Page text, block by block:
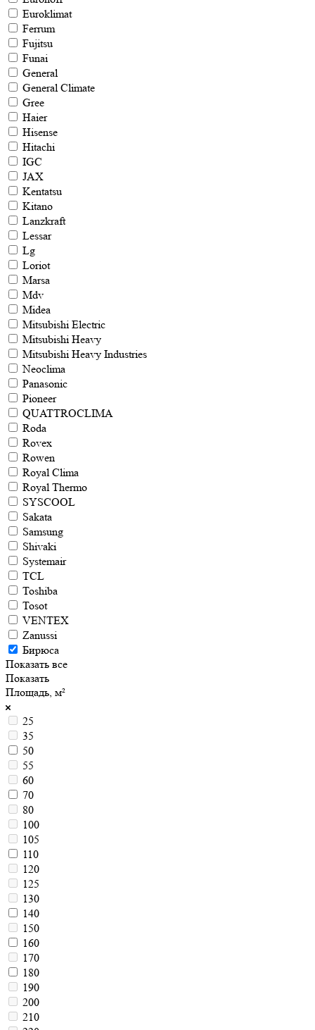
Euroklimat
Ferrum
Fujitsu
Funai
General
General Climate
Gree
Haier
Hisense
Hitachi
IGC
JAX
Kentatsu
Kitano
Lanzkraft
Lessar
Lg
Loriot
Marsa
Mdv
Midea
Mitsubishi Electric
Mitsubishi Heavy
Mitsubishi Heavy Industries
Neoclima
Panasonic
Pioneer
QUATTROCLIMA
Roda
Rovex
Rowen
Royal Clima
Royal Thermo
SYSCOOL
Sakata
Samsung
Shivaki
Systemair
TCL
Toshiba
Tosot
VENTEX
Zanussi
Бирюса
Показать все
Показать
Площадь, м²
25
35
50
55
60
70
80
100
105
110
120
125
130
140
150
160
170
180
190
200
210